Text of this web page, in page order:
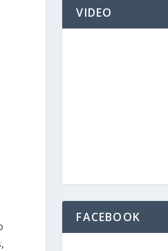
VIDEO
FACEBOOK